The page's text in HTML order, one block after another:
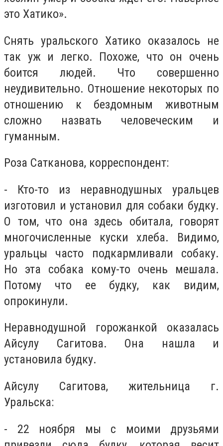
это Хатико».
Снять уральского Хатико оказалось не
так уж и легко. Похоже, что он очень
боится людей. Что совершенно
неудивительно. Отношение некоторых по
отношению к бездомным животным
сложно назвать человеческим и
гуманным.
Роза Сатканова, корреспондент:
- Кто-то из неравнодушных уральцев
изготовил и установил для собаки будку.
О том, что она здесь обитала, говорят
многочисленные куски хлеба. Видимо,
уральцы часто подкармливали собаку.
Но эта собака кому-то очень мешала.
Потому что ее будку, как видим,
опрокинули.
Неравнодушной горожанкой оказалась
Айсулу Сагитова. Она нашла и
установила будку.
Айсулу Сагитова, жительница г.
Уральска:
- 22 ноября мы с моими друзьями